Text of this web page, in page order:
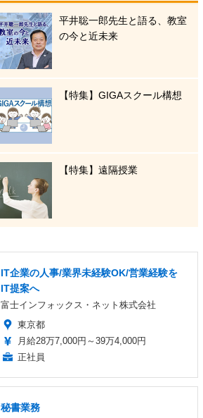
平井聡一郎先生と語る、教室
の今と近未来
【特集】GIGAスクール構想
【特集】遠隔授業
IT企業の人事/業界未経験OK/営業経験を
IT提案へ
富士インフォックス・ネット株式会社
東京都
月給28万7,000円～39万4,000円
正社員
秘書業務